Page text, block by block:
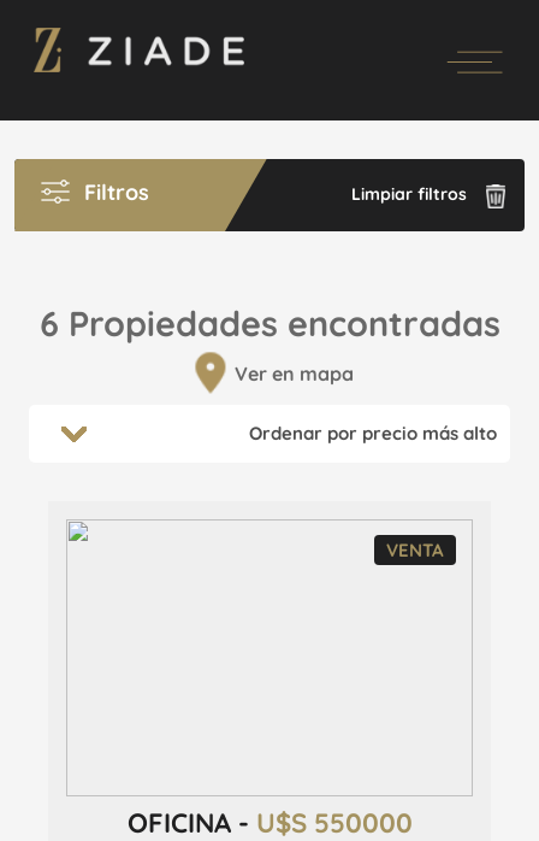
Filtros Limpiar filtros
6 Propiedades encontradas
Ver en mapa
VENTA
OFICINA - U$S 550000